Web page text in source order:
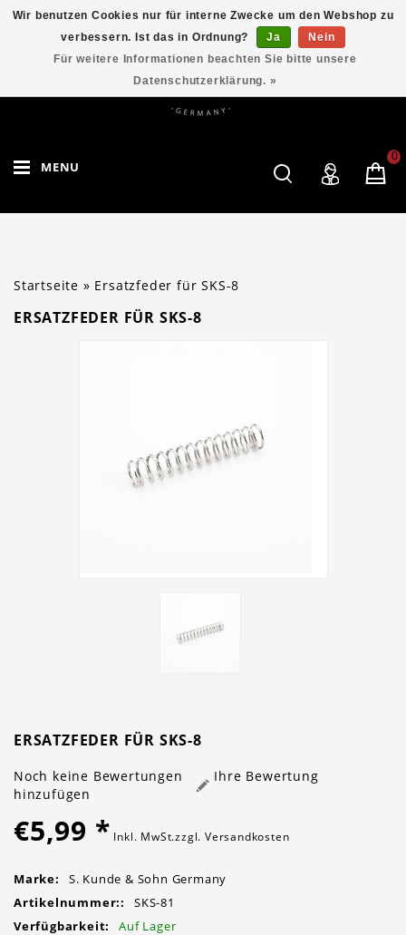
MENU
0
Startseite » Ersatzfeder für SKS-8
ERSATZFEDER FÜR SKS-8
ERSATZFEDER FÜR SKS-8
Noch keine Bewertungen
Ihre Bewertung
hinzufügen
€5,99 * Inkl. MwSt.zzgl.Versandkosten
Marke:
S. Kunde & Sohn Germany
Artikelnummer::
SKS-81
Verfügbarkeit:
Auf Lager
Wir benutzen Cookies nur für interne Zwecke um den Webshop zu
verbessern. Ist das in Ordnung?
Ja
Nein
Für weitere Informationen beachten Sie bitte unsere
Datenschutzerklärung. »